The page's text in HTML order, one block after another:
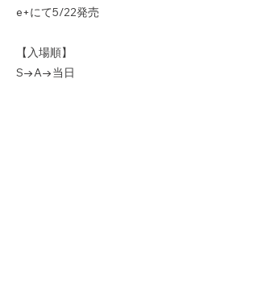
e+にて5/22発売
【入場順】
S→A→当日